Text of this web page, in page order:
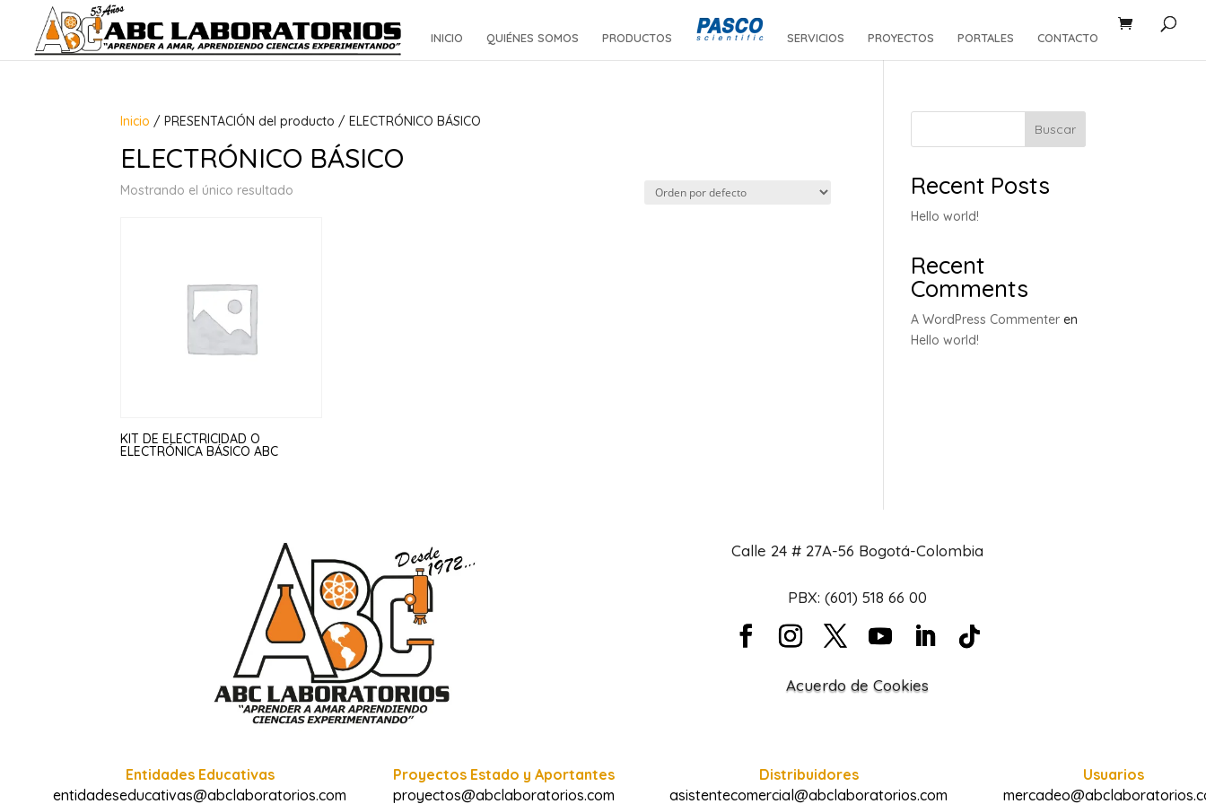
INICIO QUIÉNES SOMOS PRODUCTOS SERVICIOS PROYECTOS PORTALES CONTACTO
Inicio / PRESENTACIÓN del producto / ELECTRÓNICO BÁSICO
ELECTRÓNICO BÁSICO
Mostrando el único resultado
KIT DE ELECTRICIDAD O
ELECTRÓNICA BÁSICO ABC
Buscar
Recent Posts
Hello world!
Recent
Comments
A WordPress Commenter en
Hello world!
Calle 24 # 27A-56 Bogotá-Colombia
PBX: (601) 518 66 00
Acuerdo de Cookies
Entidades Educativas
entidadeseducativas@abclaboratorios.com
Proyectos Estado y Aportantes
proyectos@abclaboratorios.com
Distribuidores
asistentecomercial@abclaboratorios.com
Usuarios